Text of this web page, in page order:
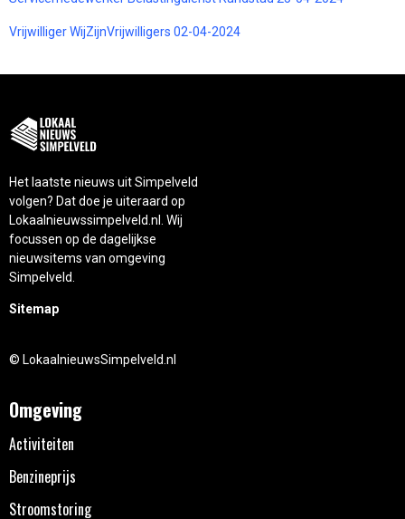
Vrijwilliger WijZijnVrijwilligers 02-04-2024
Het laatste nieuws uit Simpelveld
volgen? Dat doe je uiteraard op
Lokaalnieuwssimpelveld.nl. Wij
focussen op de dagelijkse
nieuwsitems van omgeving
Simpelveld.
Sitemap
© LokaalnieuwsSimpelveld.nl
Omgeving
Activiteiten
Benzineprijs
Stroomstoring